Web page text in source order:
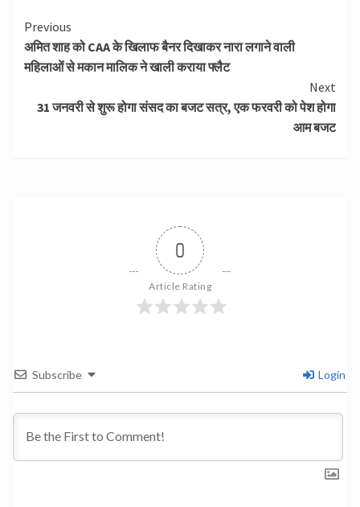
Continue
Reading
Previous
अमित शाह को CAA के खिलाफ बैनर दिखाकर नारा लगाने वाली
महिलाओं से मकान मालिक ने खाली कराया फ्लैट
Next
31 जनवरी से शुरू होगा संसद का बजट सत्र, एक फरवरी को पेश होगा
आम बजट
0
Article Rating
Subscribe Login